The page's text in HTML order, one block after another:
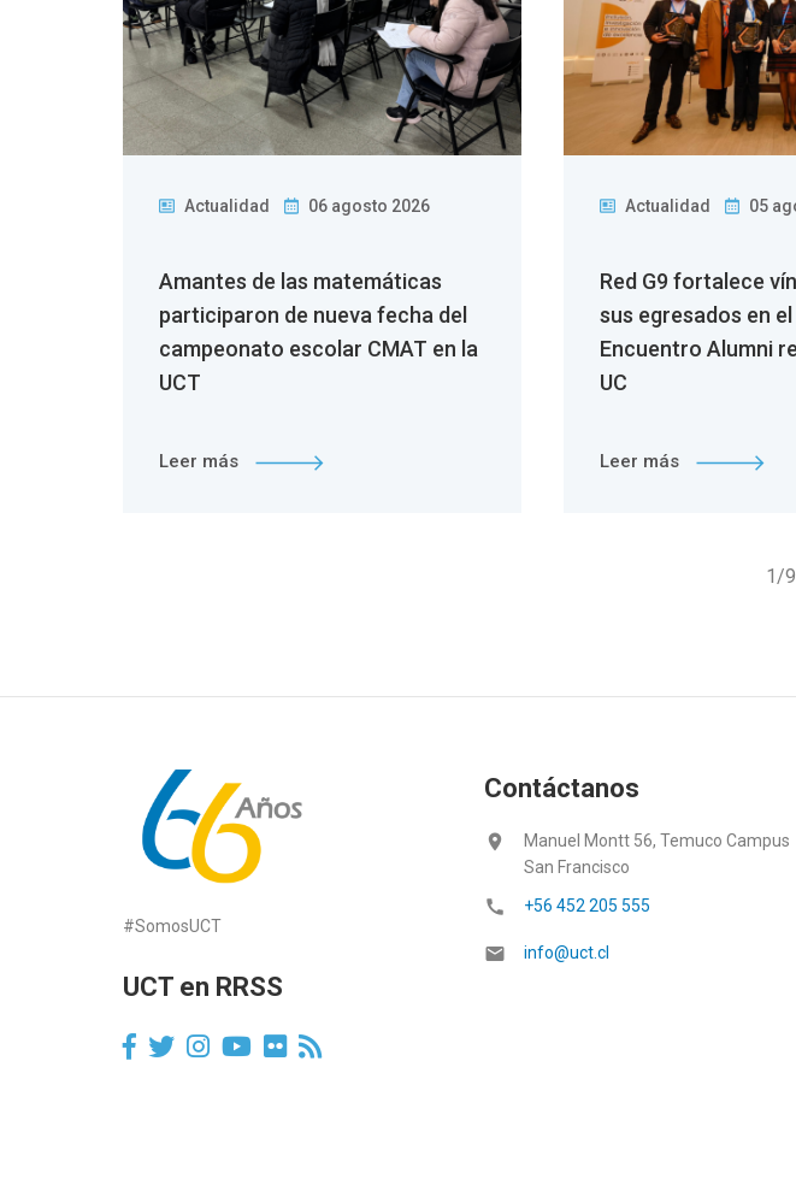
Actualidad 06 agosto 2026
Amantes de las matemáticas
participaron de nueva fecha del
campeonato escolar CMAT en la
UCT
Leer más
Actualidad 05
Red G9 fortalece
sus egresados en
Encuentro Alumni
UC
Leer más
1 /9
#SomosUCT
UCT en RRSS
Contáctanos
location_on
Manuel Montt 56, Temuco Campus
San Francisco
call +56 452 205 555
email info@uct.cl